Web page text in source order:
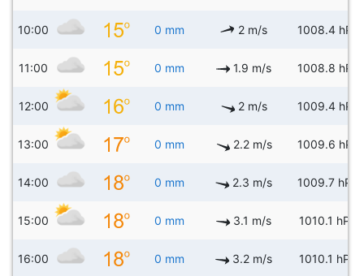
10:00 0 mm 2 m/s 1008.4 hPa
11:00 0 mm 1.9 m/s 1008.8 hPa
12:00 0 mm 2 m/s 1009.4 hPa
13:00 0 mm 2.2 m/s 1009.6 hPa
14:00 0 mm 2.3 m/s 1009.7 hPa
15:00 0 mm 3.1 m/s 1010.1 hPa
16:00 0 mm 3.2 m/s 1010.1 hPa